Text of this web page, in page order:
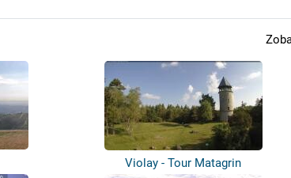
Violay - Tour Matagrin